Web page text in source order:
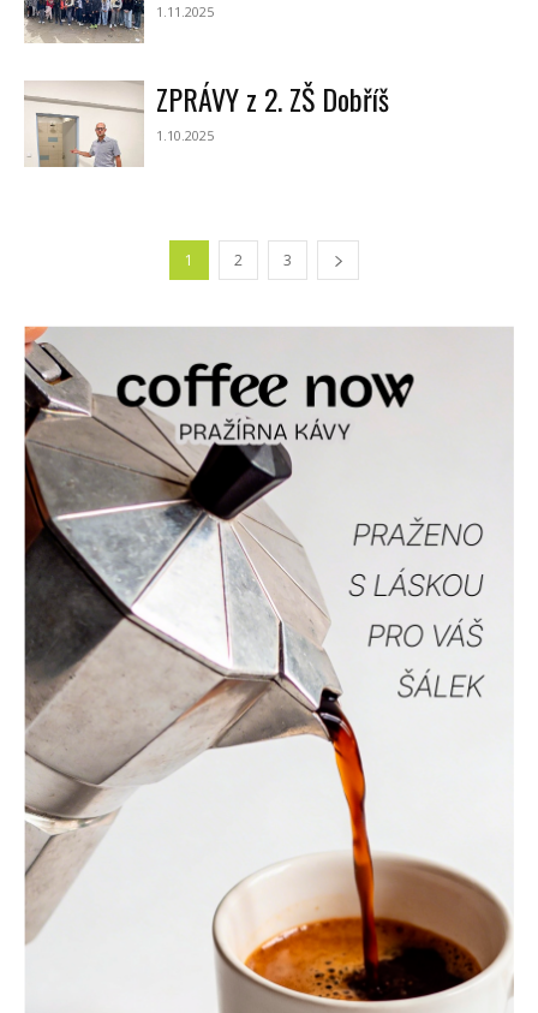
1.11.2025
ZPRÁVY z 2. ZŠ Dobříš
1.10.2025
1 2 3